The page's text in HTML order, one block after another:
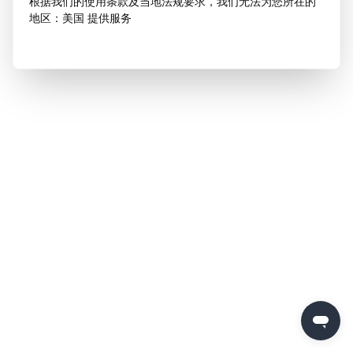
地区：美国 提供服务